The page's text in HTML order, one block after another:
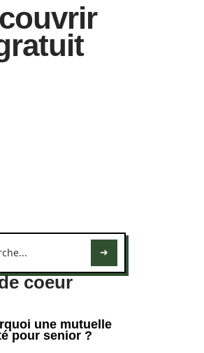
coeur
une mutuelle
pour senior ?